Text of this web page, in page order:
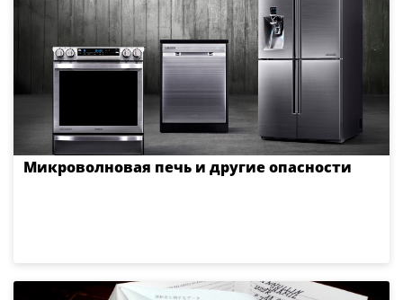
Микроволновая печь и другие опасности